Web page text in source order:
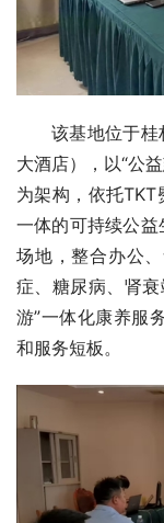
该基地位于
大酒店），以“公
为架构，依托
一体的可持续公益
场地，整合办公
症、糖尿病、肾衰
游”一体化康养服
和服务短板。